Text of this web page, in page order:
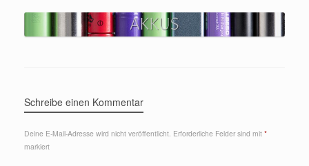
Schreibe einen Kommentar
Deine E-Mail-Adresse wird nicht veröffentlicht. Erforderliche Felder sind mit *
markiert